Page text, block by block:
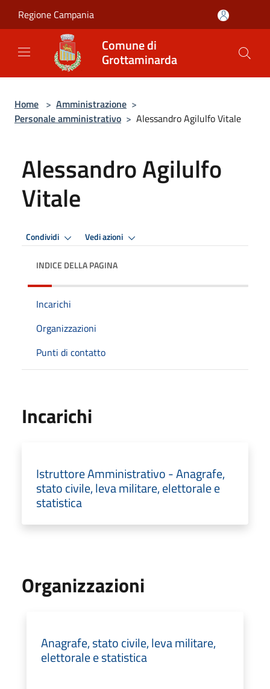
Regione Campania
Comune di
Grottaminarda
Home > Amministrazione >
Personale amministrativo > Alessandro Agilulfo Vitale
Alessandro Agilulfo
Vitale
Condividi Vedi azioni
INDICE DELLA PAGINA
Incarichi
Organizzazioni
Punti di contatto
Incarichi
Istruttore Amministrativo - Anagrafe,
stato civile, leva militare, elettorale e
statistica
Organizzazioni
Anagrafe, stato civile, leva militare,
elettorale e statistica